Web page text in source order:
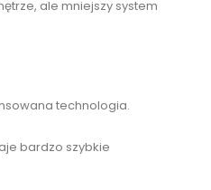
ale mniejszy system
technologia.
bardzo szybkie